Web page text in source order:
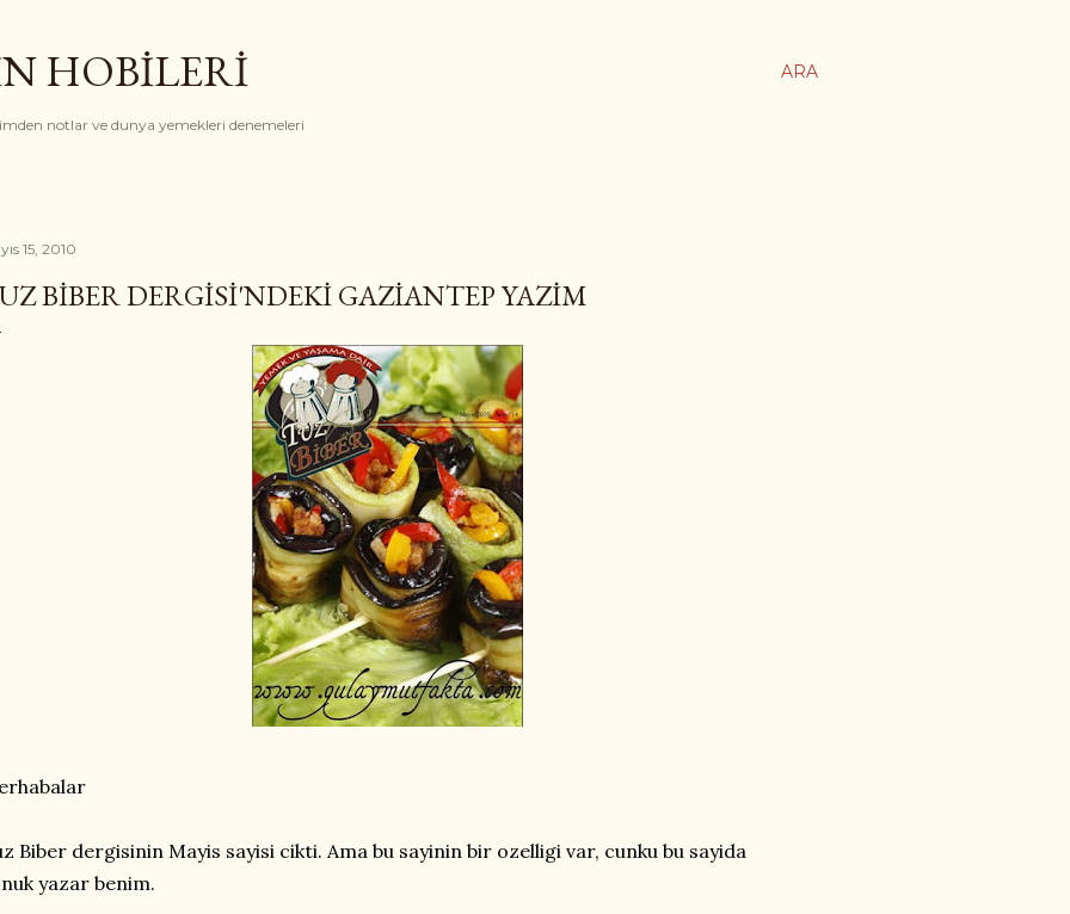
ARA
HOBİLERİ
notlar ve dunya yemekleri denemeleri
15, 2010
BIBER DERGISI'NDEKI GAZIANTEP YAZIM
Biber dergisinin Mayis sayisi cikti. Ama bu sayinin bir ozelligi var, cunku bu sayida
yazar benim.